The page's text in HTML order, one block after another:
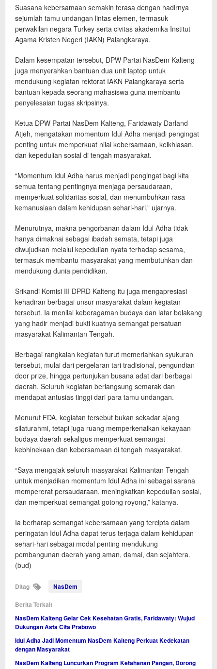
Suasana kebersamaan semakin terasa dengan hadirnya
sejumlah tamu undangan lintas elemen, termasuk
perwakilan negara Turkey serta civitas akademika Institut
Agama Kristen Negeri (IAKN) Palangkaraya.
Dalam kesempatan tersebut, DPW Partai NasDem Kalteng
juga menyerahkan bantuan dua unit laptop untuk
mendukung kegiatan rektorat IAKN Palangkaraya serta
bantuan kepada seorang mahasiswa guna membantu
penyelesaian tugas skripsinya.
Ketua DPW Partai NasDem Kalteng, Faridawaty Darland
Atjeh, mengatakan momentum Idul Adha menjadi pengingat
penting untuk memperkuat nilai kebersamaan, keikhlasan,
dan kepedulian sosial di tengah masyarakat.
“Momentum Idul Adha harus menjadi pengingat bagi kita
semua tentang pentingnya menjaga persaudaraan,
memperkuat solidaritas sosial, dan menumbuhkan rasa
kemanusiaan dalam kehidupan sehari-hari,” ujarnya.
Menurutnya, makna pengorbanan dalam Idul Adha tidak
hanya dimaknai sebagai ibadah semata, tetapi juga
diwujudkan melalui kepedulian nyata terhadap sesama,
termasuk membantu masyarakat yang membutuhkan dan
mendukung dunia pendidikan.
Srikandi Komisi III DPRD Kalteng itu juga mengapresiasi
kehadiran berbagai unsur masyarakat dalam kegiatan
tersebut. Ia menilai keberagaman budaya dan latar belakang
yang hadir menjadi bukti kuatnya semangat persatuan
masyarakat Kalimantan Tengah.
Berbagai rangkaian kegiatan turut memeriahkan syukuran
tersebut, mulai dari pergelaran tari tradisional, pengundian
door prize, hingga pertunjukan busana adat dari berbagai
daerah. Seluruh kegiatan berlangsung semarak dan
mendapat antusias tinggi dari para tamu undangan.
Menurut FDA, kegiatan tersebut bukan sekadar ajang
silaturahmi, tetapi juga ruang memperkenalkan kekayaan
budaya daerah sekaligus memperkuat semangat
kebhinekaan dan kebersamaan di tengah masyarakat.
“Saya mengajak seluruh masyarakat Kalimantan Tengah
untuk menjadikan momentum Idul Adha ini sebagai sarana
mempererat persaudaraan, meningkatkan kepedulian sosial,
dan memperkuat semangat gotong royong,” katanya.
Ia berharap semangat kebersamaan yang tercipta dalam
peringatan Idul Adha dapat terus terjaga dalam kehidupan
sehari-hari sebagai modal penting mendukung
pembangunan daerah yang aman, damai, dan sejahtera.
(bud)
Ditag NasDem
Berita Terkait
NasDem Kalteng Gelar Cek Kesehatan Gratis, Faridawaty: Wujud
Dukungan Asta Cita Prabowo
Idul Adha Jadi Momentum NasDem Kalteng Perkuat Kedekatan
dengan Masyarakat
NasDem Kalteng Luncurkan Program Ketahanan Pangan, Dorong